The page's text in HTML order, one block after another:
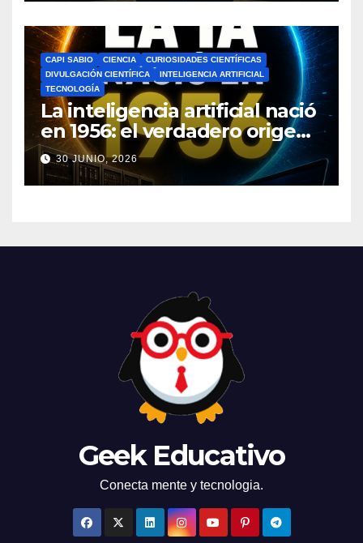
CAPI SABIO CIENCIA
CURIOSIDADES CIENTÍFICAS
DIVULGACIÓN CIENTÍFICA
INTELIGENCIA ARTIFICIAL
TECNOLOGÍA
La inteligencia artificial nació
en 1956: el verdadero origen
de la IA que cambió el
mundo
30 JUNIO, 2026
Geek Educativo
Conecta mente y tecnologia.